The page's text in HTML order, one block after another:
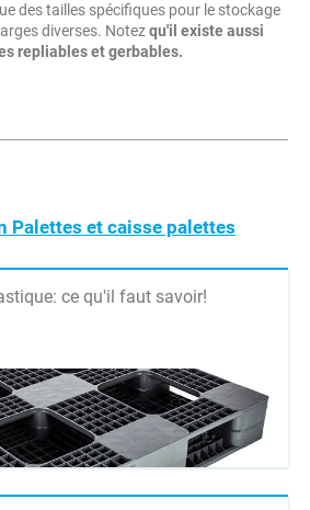
des tailles spécifiques pour le stockage
diverses. Notezqu'il existe aussi
repliables et gerbables.
Palettes et caisse palettes
ce qu'il faut savoir!